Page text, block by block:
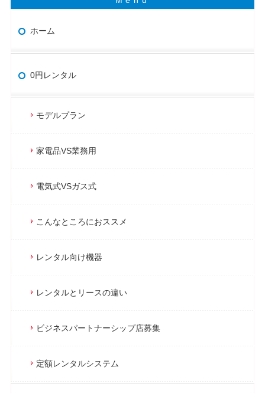
ホーム
0円レンタル
モデルプラン
家電品VS業務用
電気式VSガス式
こんなところにおススメ
レンタル向け機器
レンタルとリースの違い
ビジネスパートナーシップ店募集
定額レンタルシステム